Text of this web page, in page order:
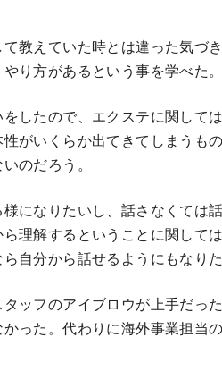
教えていた時とは違った気づ
り方があるという事を学べた。
したので、エクステに関して
がいくらか出てきてしまうも
のだろう。
になりたいし、話さなくては
理解するということに関して
自分から話せるようにもなりた
ッフのアイブロウが上手だっ
った。代わりに海外事業担当